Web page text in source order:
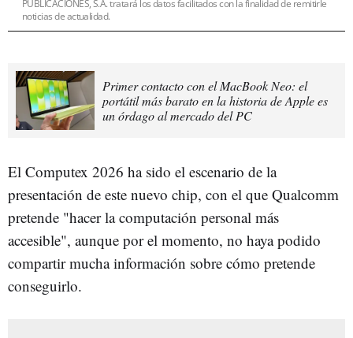
PUBLICACIONES, S.A. tratará los datos facilitados con la finalidad de remitirle
noticias de actualidad.
Primer contacto con el MacBook Neo: el
portátil más barato en la historia de Apple es
un órdago al mercado del PC
El Computex 2026 ha sido el escenario de la
presentación de este nuevo chip, con el que Qualcomm
pretende "hacer la computación personal más
accesible", aunque por el momento, no haya podido
compartir mucha información sobre cómo pretende
conseguirlo.